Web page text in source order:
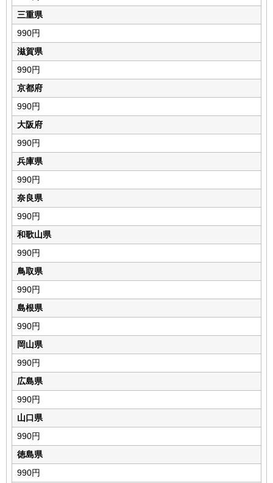
三重県
990円
滋賀県
990円
京都府
990円
大阪府
990円
兵庫県
990円
奈良県
990円
和歌山県
990円
鳥取県
990円
島根県
990円
岡山県
990円
広島県
990円
山口県
990円
徳島県
990円